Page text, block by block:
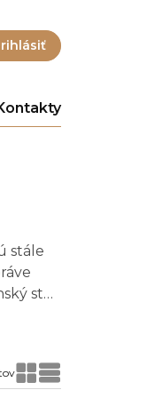
stále
stôl,